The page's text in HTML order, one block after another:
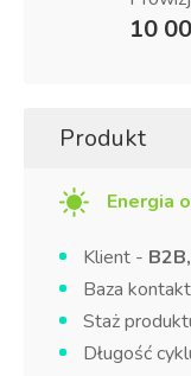
10
Produkt
Energia
Klient -
Baza
Staż
Długość